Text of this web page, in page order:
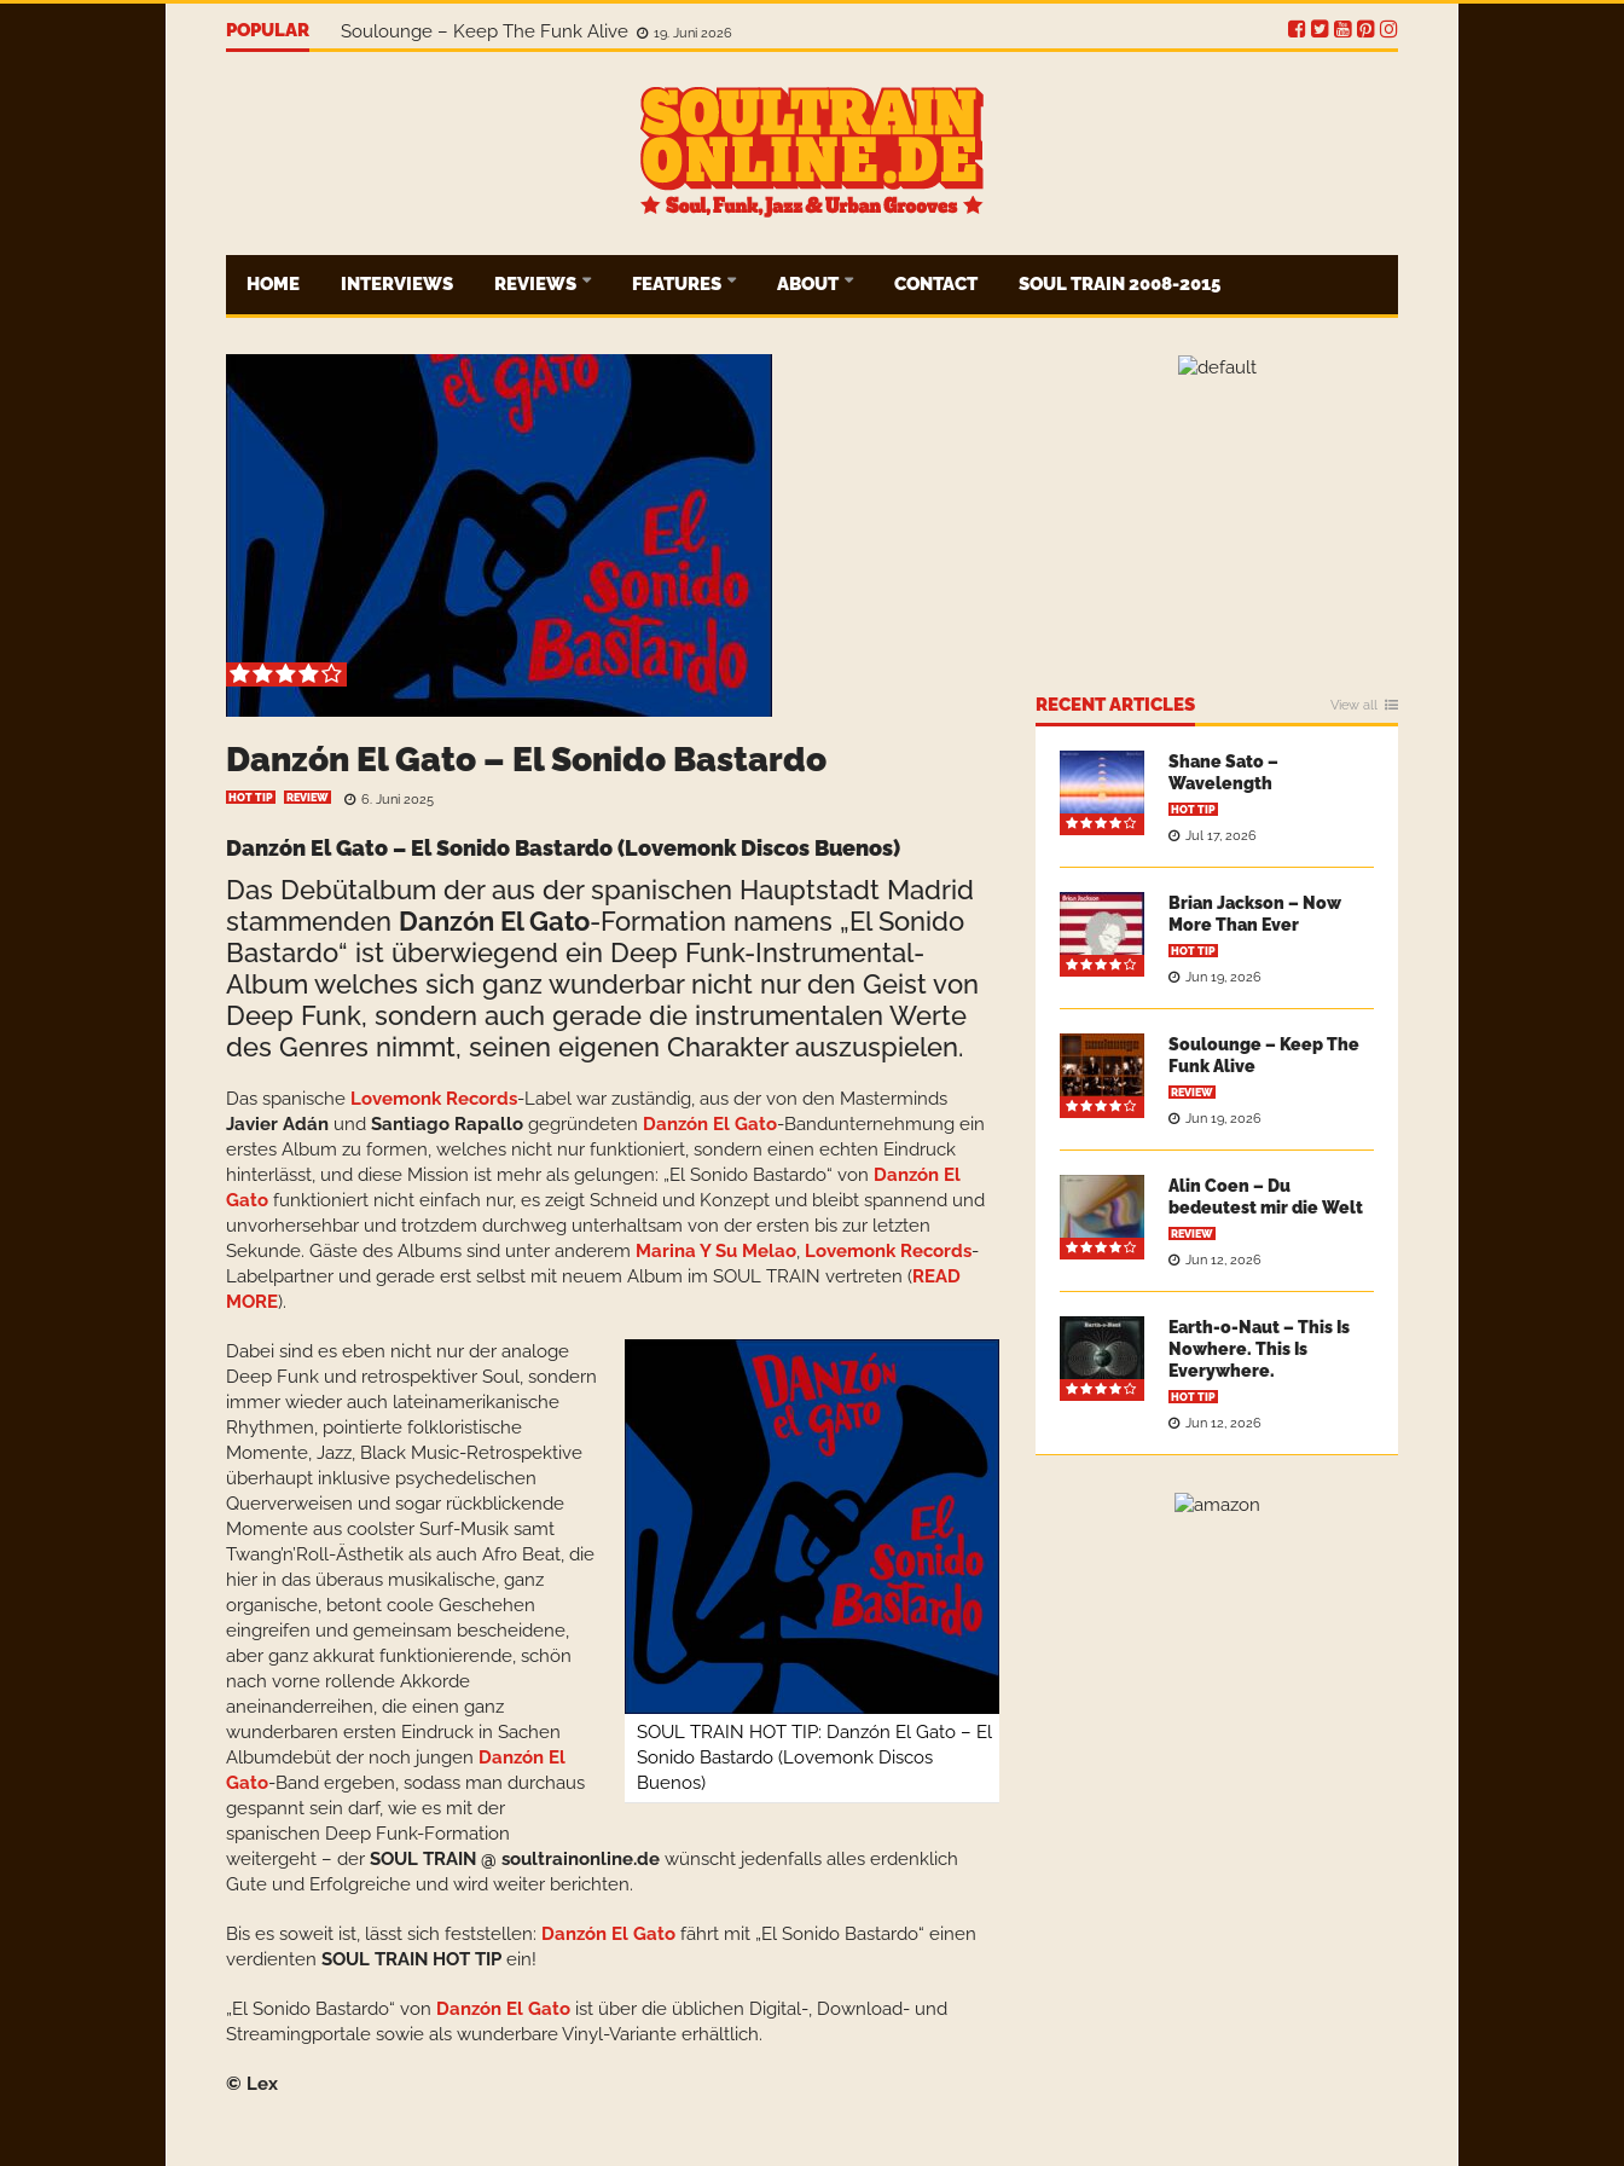
POPULAR Soulounge – Keep The Funk Alive 19. Juni 2026
HOME INTERVIEWS REVIEWS FEATURES ABOUT CONTACT SOUL TRAIN 2008-2015
Danzón El Gato – El Sonido Bastardo
HOT TIP REVIEW 6. Juni 2025
Danzón El Gato – El Sonido Bastardo(Lovemonk Discos Buenos)
Das Debütalbum der aus der spanischen Hauptstadt Madrid
stammenden Danzón El Gato-Formation namens „El Sonido
Bastardo“ ist überwiegend ein Deep Funk-Instrumental-
Album welches sich ganz wunderbar nicht nur den Geist von
Deep Funk, sondern auch gerade die instrumentalen Werte
des Genres nimmt, seinen eigenen Charakter auszuspielen.
Das spanische Lovemonk Records-Label war zuständig, aus der von den Masterminds
Javier Adán und Santiago Rapallo gegründeten Danzón El Gato-Bandunternehmung ein
erstes Album zu formen, welches nicht nur funktioniert, sondern einen echten Eindruck
hinterlässt, und diese Mission ist mehr als gelungen: „El Sonido Bastardo“ von Danzón El
Gato funktioniert nicht einfach nur, es zeigt Schneid und Konzept und bleibt spannend und
unvorhersehbar und trotzdem durchweg unterhaltsam von der ersten bis zur letzten
Sekunde. Gäste des Albums sind unter anderem Marina Y Su Melao, Lovemonk Records-
Labelpartner und gerade erst selbst mit neuem Album im SOUL TRAIN vertreten (READ
MORE).
SOUL TRAIN HOT TIP: Danzón El Gato – El
Sonido Bastardo (Lovemonk Discos
Buenos)
Dabei sind es eben nicht nur der analoge
Deep Funk und retrospektiver Soul, sondern
immer wieder auch lateinamerikanische
Rhythmen, pointierte folkloristische
Momente, Jazz, Black Music-Retrospektive
überhaupt inklusive psychedelischen
Querverweisen und sogar rückblickende
Momente aus coolster Surf-Musik samt
Twang’n’Roll-Ästhetik als auch Afro Beat, die
hier in das überaus musikalische, ganz
organische, betont coole Geschehen
eingreifen und gemeinsam bescheidene,
aber ganz akkurat funktionierende, schön
nach vorne rollende Akkorde
aneinanderreihen, die einen ganz
wunderbaren ersten Eindruck in Sachen
Albumdebüt der noch jungen Danzón El
Gato-Band ergeben, sodass man durchaus
gespannt sein darf, wie es mit der
spanischen Deep Funk-Formation
weitergeht – der SOUL TRAIN @ soultrainonline.de wünscht jedenfalls alles erdenklich
Gute und Erfolgreiche und wird weiter berichten.
Bis es soweit ist, lässt sich feststellen: Danzón El Gato fährt mit „El Sonido Bastardo“ einen
verdienten SOUL TRAIN HOT TIP ein!
„El Sonido Bastardo“ von Danzón El Gato ist über die üblichen Digital-, Download- und
Streamingportale sowie als wunderbare Vinyl-Variante erhältlich.
© Lex
RECENT ARTICLES View all
Shane Sato –
Wavelength
HOT TIP
Jul 17, 2026
Brian Jackson – Now
More Than Ever
HOT TIP
Jun 19, 2026
Soulounge – Keep The
Funk Alive
REVIEW
Jun 19, 2026
Alin Coen – Du
bedeutest mir die Welt
REVIEW
Jun 12, 2026
Earth-o-Naut – This Is
Nowhere. This Is
Everywhere.
HOT TIP
Jun 12, 2026